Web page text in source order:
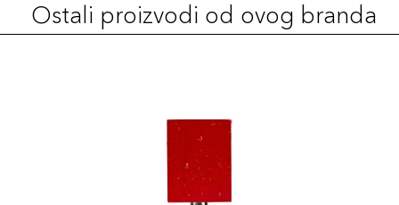
Ostali proizvodi od ovog branda